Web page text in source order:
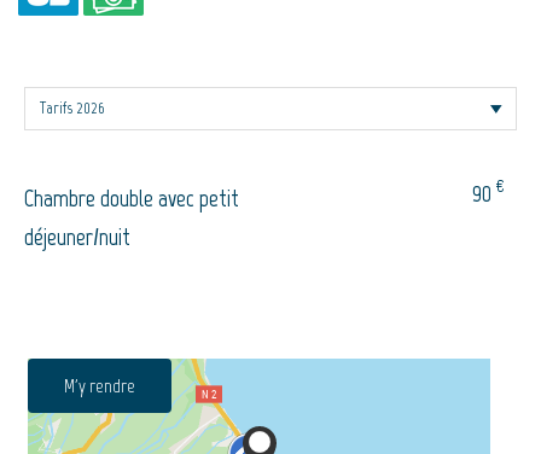
Chambre double avec petit
déjeuner/nuit
90 €
M'y rendre